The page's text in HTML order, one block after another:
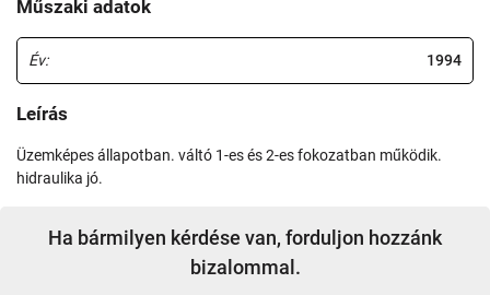
Műszaki adatok
Év: 1994
Leírás
üzemképes állapotban. váltó 1-es és 2-es fokozatban működik.
hidraulika jó.
Ha bármilyen kérdése van, forduljon hozzánk
bizalommal.